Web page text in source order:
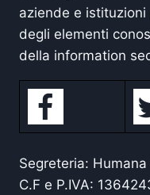
aziende e
degli elementi
della information
Segreteria: Humana
C.F e P.IVA: